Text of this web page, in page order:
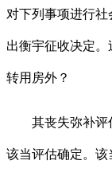
对下列事项进行
出衡宇征收决定
转用房外？
其丧失弥补评估
该当评估确定。